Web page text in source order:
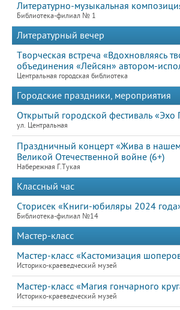
Литературно-музыкальная
Библиотека-филиал № 1
Литературный вечер
Творческая встреча «Вдохновляясь
объединения «Лейсян» автором-
Центральная городская библиотека
Городские праздники, мероприятия
Открытый городской фестиваль «Эхо
ул. Центральная
Праздничный концерт «Жива в
Великой Отечественной войне (6+)
Набережная Г.Тукая
Классный час
Сторисек «Книги-юбиляры 2024
Библиотека-филиал №14
Мастер-класс
Мастер-класс «Кастомизация
Историко-краеведческий музей
Мастер-класс «Магия гончарного
Историко-краеведческий музей